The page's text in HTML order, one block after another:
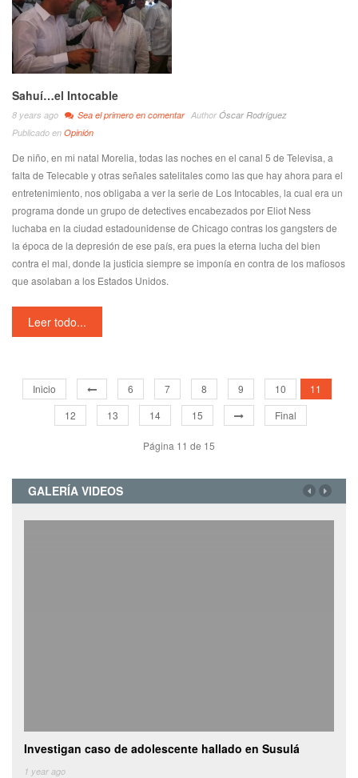
Sahuí…el Intocable
8 years ago Sea el primero en comentar Author Óscar Rodríguez
Publicado en Opinión
De niño, en mi natal Morelia, todas las noches en el canal 5 de Televisa, a
falta de Telecable y otras señales satelitales como las que hay ahora para el
entretenimiento, nos obligaba a ver la serie de Los Intocables, la cual era un
programa donde un grupo de detectives encabezados por Eliot Ness
luchaba en la ciudad estadounidense de Chicago contras los gangsters de
la época de la depresión de ese país, era pues la eterna lucha del bien
contra el mal, donde la justicia siempre se imponía en contra de los mafiosos
que asolaban a los Estados Unidos.
Leer todo...
Inicio 6 7 8 9 10
11
12
13 14 15 Final
Página 11 de 15
GALERÍA VIDEOS
Investigan caso de adolescente hallado en Susulá
1 year ago